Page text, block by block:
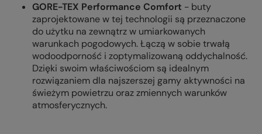
GORE-TEX Performance Comfort - buty
zaprojektowane w tej technologii są przeznaczone
do użytku na zewnątrz w umiarkowanych
warunkach pogodowych.Łączą w sobie trwałą
wodoodporność i zoptymalizowaną oddychalność.
Dzięki swoim właściwościom są idealnym
rozwiązaniem dla najszerszej gamy aktywności na
świeżym powietrzu oraz zmiennych warunków
atmosferycznych.